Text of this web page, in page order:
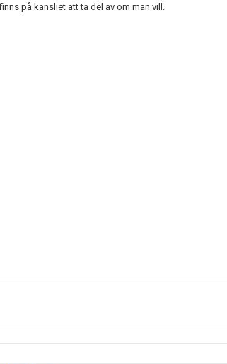
på kansliet att ta del av om man vill.